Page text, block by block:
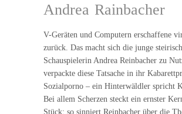
Andrea Rainbacher
V-Geräten und Computern erschaffene
zurück. Das macht sich die junge
Schauspielerin Andrea Reinbacher zu
verpackte diese Tatsache in ihr
Sozialporno – ein Hinterwäldler spricht
Bei allem Scherzen steckt ein ernster
Stück; so sinniert Reinbacher über die